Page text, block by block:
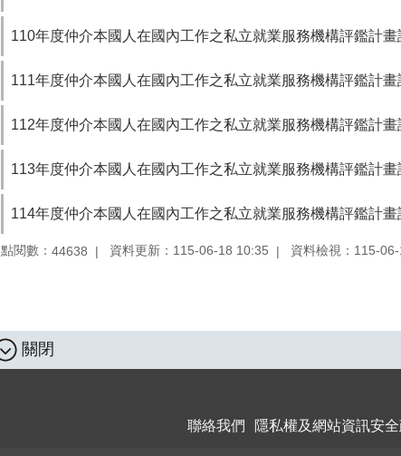
110年度仲介本國人在國內工作之私立就業服務機構評鑑計
111年度仲介本國人在國內工作之私立就業服務機構評鑑計
112年度仲介本國人在國內工作之私立就業服務機構評鑑計
113年度仲介本國人在國內工作之私立就業服務機構評鑑計
114年度仲介本國人在國內工作之私立就業服務機構評鑑計
點閱數： 44638 資料更新：115-06-18 10:35 資料檢視：115-
關閉
聯絡我們 隱私權及網站資訊安